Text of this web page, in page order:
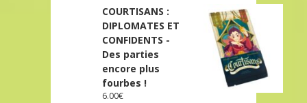
COURTISANS :
DIPLOMATES ET
CONFIDENTS -
Des parties
encore plus
fourbes !
6.00€